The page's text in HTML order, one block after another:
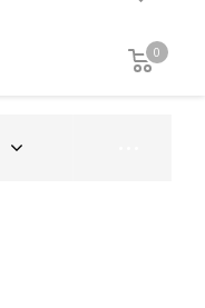
0
0